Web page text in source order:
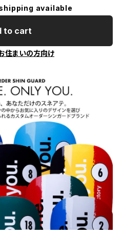
available
to cart
住まいの方向け